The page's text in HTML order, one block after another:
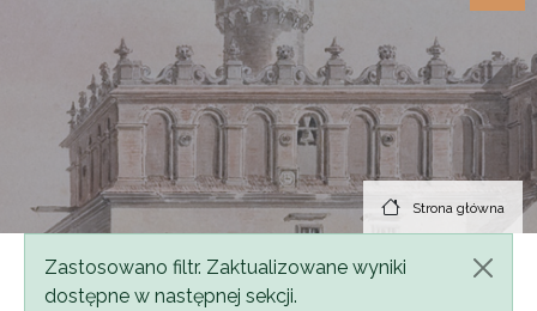
Strona główna
Komunikat
Zastosowano filtr. Zaktualizowane wyniki
dostępne w następnej sekcji.